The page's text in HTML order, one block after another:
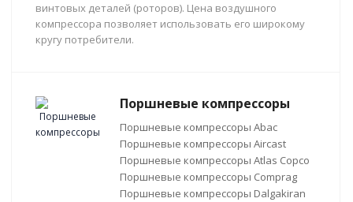
винтовых деталей (роторов). Цена воздушного
компрессора позволяет использовать его широкому
кругу потребители.
Поршневые компрессоры
Поршневые компрессоры Abac
Поршневые компрессоры Aircast
Поршневые компрессоры Atlas Copco
Поршневые компрессоры Comprag
Поршневые компрессоры Dalgakiran